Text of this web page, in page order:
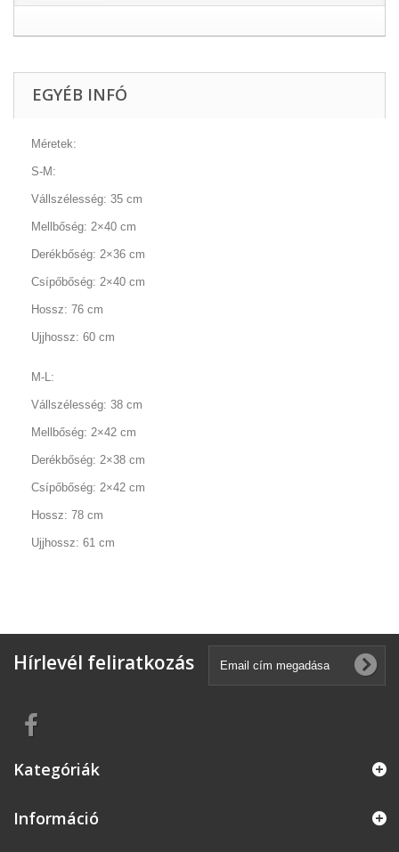
EGYÉB INFÓ
Méretek:
S-M:
Vállszélesség: 35 cm
Mellbőség: 2×40 cm
Derékbőség: 2×36 cm
Csípőbőség: 2×40 cm
Hossz: 76 cm
Ujjhossz: 60 cm
M-L:
Vállszélesség: 38 cm
Mellbőség: 2×42 cm
Derékbőség: 2×38 cm
Csípőbőség: 2×42 cm
Hossz: 78 cm
Ujjhossz: 61 cm
Hírlevél feliratkozás
Kategóriák
Információ